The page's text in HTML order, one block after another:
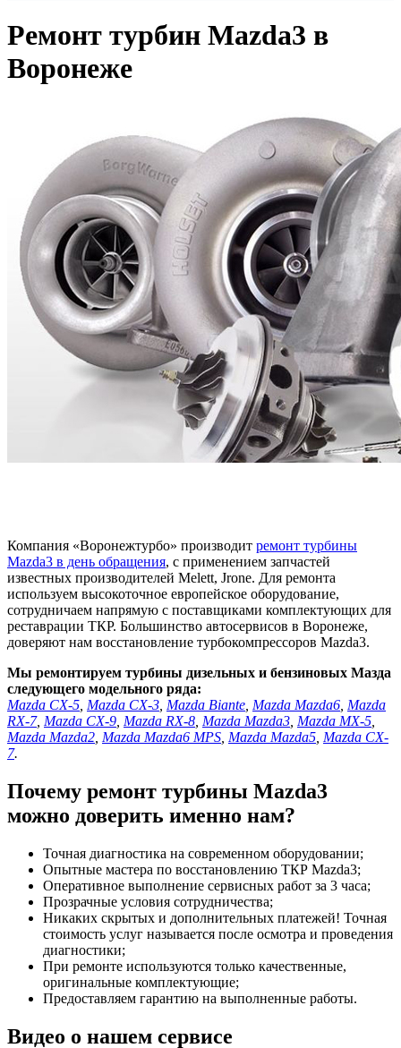
Ремонт турбин Mazda3 в
Воронеже
Компания «Воронежтурбо» производит ремонт турбины
Mazda3 в день обращения, с применением запчастей
известных производителей Melett, Jrone. Для ремонта
используем высокоточное европейское оборудование,
сотрудничаем напрямую с поставщиками комплектующих для
реставрации ТКР. Большинство автосервисов в Воронеже,
доверяют нам восстановление турбокомпрессоров Mazda3.
Мы ремонтируем турбины дизельных и бензиновых Мазда
следующего модельного ряда:
Mazda CX-5 Mazda CX-3 Mazda Biante Mazda Mazda6 Mazda
RX-7, Mazda CX-9 Mazda RX-8 Mazda Mazda3 Mazda MX-5
Mazda Mazda2 Mazda Mazda6 MPS Mazda Mazda5 Mazda CX-
7.
Почему ремонт турбины Mazda3
можно доверить именно нам?
Точная диагностика на современном оборудовании;
Опытные мастера по восстановлению ТКР Mazda3;
Оперативное выполнение сервисных работ за 3 часа;
Прозрачные условия сотрудничества;
Никаких скрытых и дополнительных платежей! Точная
стоимость услуг называется после осмотра и проведения
диагностики;
При ремонте используются только качественные,
оригинальные комплектующие;
Предоставляем гарантию на выполненные работы.
Видео о нашем сервисе